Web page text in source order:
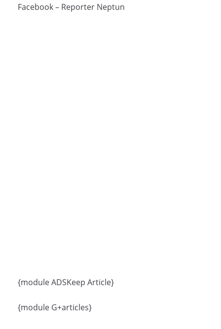
Facebook – Reporter Neptun
{module ADSKeep Article}
{module G+articles}